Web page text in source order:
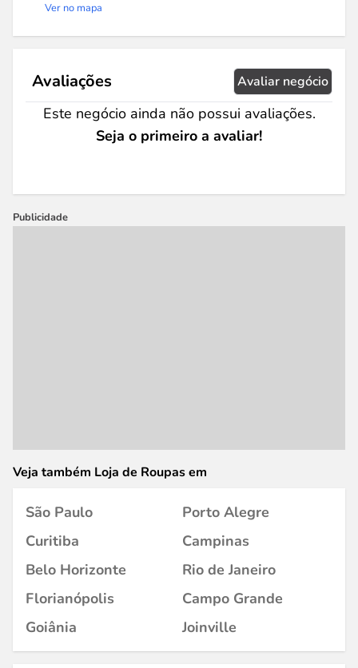
Ver no mapa
Avaliações Avaliar negócio
Este negócio ainda não possui avaliações.
Seja o primeiro a avaliar!
Publicidade
Veja também Loja de Roupas em
São Paulo
Porto Alegre
Curitiba
Campinas
Belo Horizonte
Rio de Janeiro
Florianópolis
Campo Grande
Goiânia
Joinville